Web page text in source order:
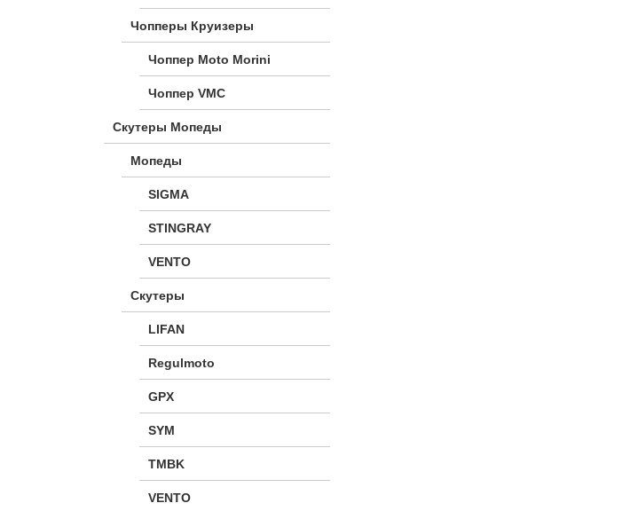
Чопперы Круизеры
Чоппер Moto Morini
Чоппер VMC
Скутеры Мопеды
Мопеды
SIGMA
STINGRAY
VENTO
Скутеры
LIFAN
Regulmoto
GPX
SYM
TMBK
VENTO